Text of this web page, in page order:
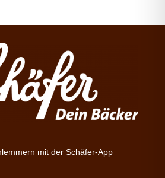
mit der Schäfer-App